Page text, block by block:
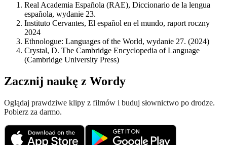
Real Academia Española (RAE), Diccionario de la lengua
española, wydanie 23.
Instituto Cervantes, El español en el mundo, raport roczny
2024
Ethnologue: Languages of the World, wydanie 27. (2024)
Crystal, D. The Cambridge Encyclopedia of Language
(Cambridge University Press)
Zacznij naukę z Wordy
Oglądaj prawdziwe klipy z filmów i buduj słownictwo po drodze.
Pobierz za darmo.